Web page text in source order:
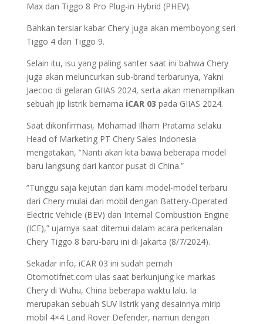
Max dan Tiggo 8 Pro Plug-in Hybrid (PHEV).
Bahkan tersiar kabar Chery juga akan memboyong seri
Tiggo 4 dan Tiggo 9.
Selain itu, isu yang paling santer saat ini bahwa Chery
juga akan meluncurkan sub-brand terbarunya, Yakni
Jaecoo di gelaran GIIAS 2024, serta akan menampilkan
sebuah jip listrik bernama iCAR 03 pada GIIAS 2024.
Saat dikonfirmasi, Mohamad Ilham Pratama selaku
Head of Marketing PT Chery Sales Indonesia
mengatakan, ”Nanti akan kita bawa beberapa model
baru langsung dari kantor pusat di China.”
”Tunggu saja kejutan dari kami model-model terbaru
dari Chery mulai dari mobil dengan Battery-Operated
Electric Vehicle (BEV) dan Internal Combustion Engine
(ICE),” ujarnya saat ditemui dalam acara perkenalan
Chery Tiggo 8 baru-baru ini di Jakarta (8/7/2024).
Sekadar info, iCAR 03 ini sudah pernah
Otomotifnet.com ulas saat berkunjung ke markas
Chery di Wuhu, China beberapa waktu lalu. Ia
merupakan sebuah SUV listrik yang desainnya mirip
mobil 4×4 Land Rover Defender, namun dengan